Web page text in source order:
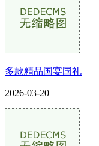
多款精品国宴国礼
2026-03-20